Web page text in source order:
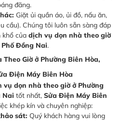
đãng.
Giặt ủi quần áo, ủi đồ, nấu ăn,
cầu). Chúng tôi luôn sẵn sàng đáp
khổ củadịch vụ dọn nhà theo giờ
Đồng Nai.
Giờ ở Phường Biên Hòa,
Điện Máy Biên Hòa
vụ dọn nhà theo giờ ở Phường
Nai tốt nhất,Sửa Điện Máy Biên
khép kín và chuyên nghiệp:
sát: Quý khách hàng vui lòng